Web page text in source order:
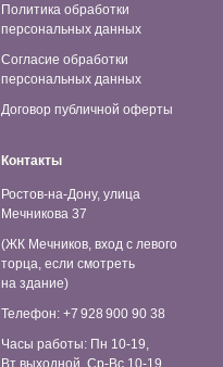
Политика обработки
персональных данных
Согласие обработки
персональных данных
Договор публичной оферты
Контакты
Ростов-на-Дону, улица
Мечникова 37
(ЖК Мечников, вход с левого
торца, если смотреть
на здание)
Телефон: +7 928 900 90 38
Часы работы: Пн 10-19,
Вт выходной, Ср-Вс 10-19